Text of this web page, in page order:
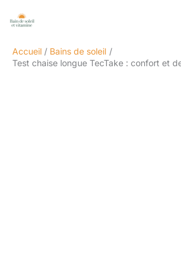
Accueil
Bains de soleil
Test chaise longue TecTake : confort et